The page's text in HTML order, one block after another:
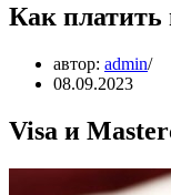
Как платить
автор: admin
08.09.2023
Visa и